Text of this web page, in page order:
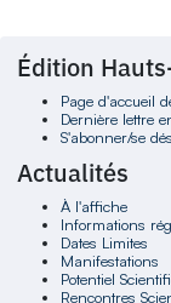
Édition
Page d'accueil
Dernière lettre
S'abonner/se
Actualités
À l'affiche
Informations
Dates Limites
Manifestations
Potentiel
Rencontres